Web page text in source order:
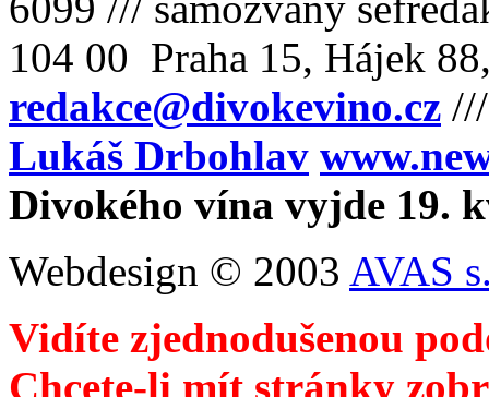
104 00 Praha 15, Hájek
redakce@divokevino.cz
Lukáš Drbohlav
Divokého vína vyjde 19.
Webdesign © 2003 AVAS
Vidíte zjednodušenou
Chcete-li mít stránky